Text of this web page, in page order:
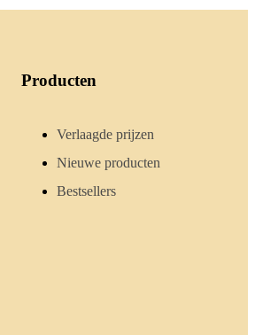
Producten
Verlaagde prijzen
Nieuwe producten
Bestsellers